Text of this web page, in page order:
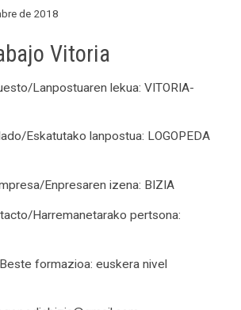
de 2018
Vitoria
Lanpostuaren lekua: VITORIA-
Eskatutako lanpostua: LOGOPEDA
Enpresaren izena: BIZIA
Harremanetarako pertsona:
formazioa: euskera nivel